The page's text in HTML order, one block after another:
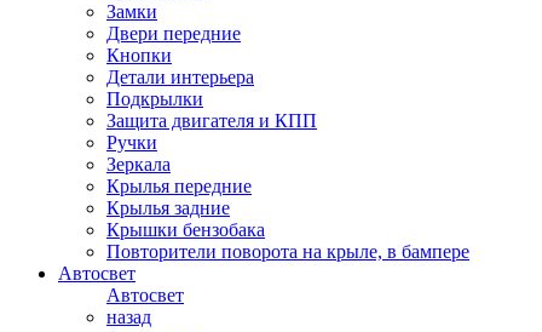
Замки
Двери передние
Кнопки
Детали интерьера
Подкрылки
Защита двигателя и КПП
Ручки
Зеркала
Крылья передние
Крылья задние
Крышки бензобака
Повторители поворота на крыле, в бампере
Автосвет
Автосвет
назад